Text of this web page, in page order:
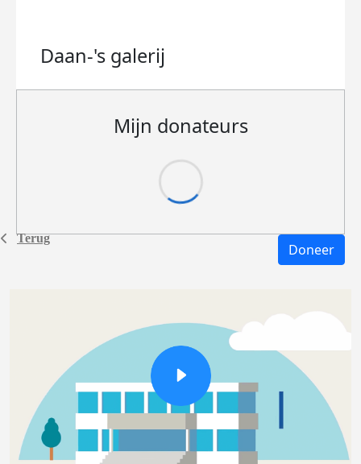
Terug
Daan-'s galerij
Mijn donateurs
Doneer